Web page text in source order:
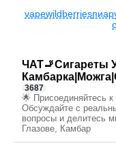
vapewildberriesпиар
ЧАТ🚬Сигареты
3687
🌟 Присоединяйтесь
Обсуждайте с
вопросы и делитесь
Глазове, Камбар